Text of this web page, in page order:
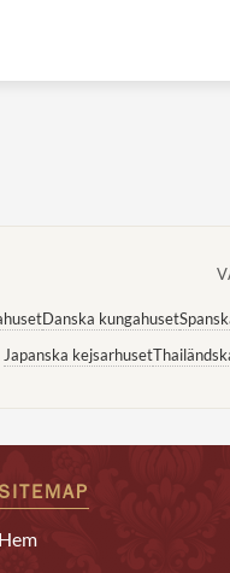
Danska kungahuset
Japanska kejsarhuset
Hem